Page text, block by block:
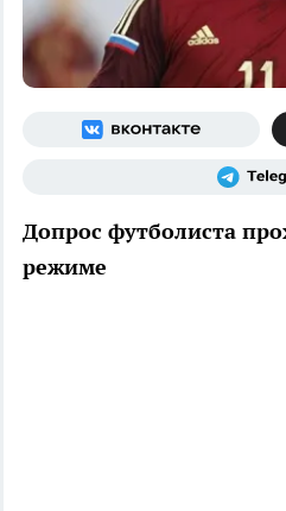
Допрос футболиста
режиме